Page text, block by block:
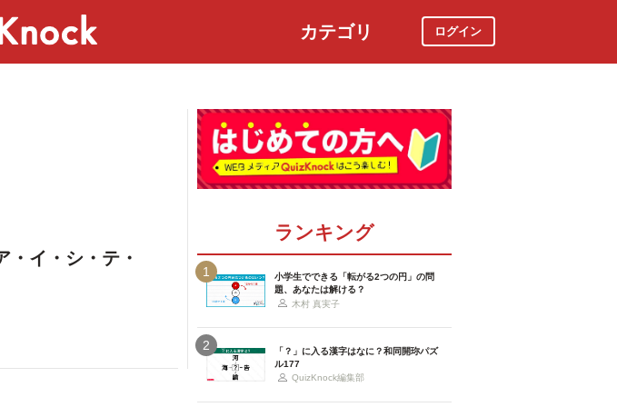
カテゴリ ログイン
・イ・シ・テ・
ランキング
1
小学生でできる「転がる2つの円」の問
題、あなたは解ける？
木村 真実子
2
「？」に入る漢字はなに？和同開珎パズ
ル177
QuizKnock編集部